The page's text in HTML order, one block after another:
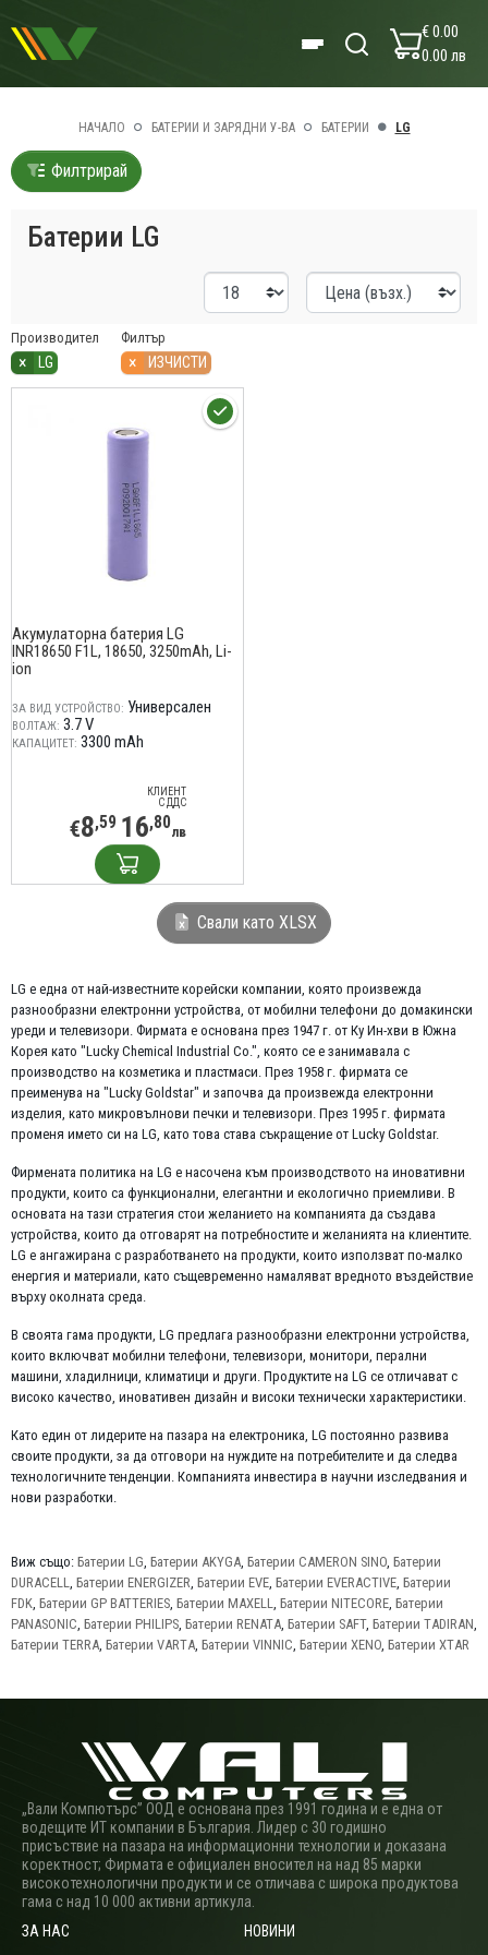
€ 0.00
0.00 лв
НАЧАЛО БАТЕРИИ И ЗАРЯДНИ У-ВА БАТЕРИИ LG
Филтрирай
Батерии LG
Производител
× LG
Филтър
× ИЗЧИСТИ
Акумулаторна батерия LG
INR18650 F1L, 18650, 3250mAh, Li-
ion
ЗА ВИД УСТРОЙСТВО: Универсален
ВОЛТАЖ: 3.7 V
КАПАЦИТЕТ: 3300 mAh
КЛИЕНТ
С ДДС
€8,59 16,80лв
Свали като XLSX
LG е една от най-известните корейски компании, която произвежда
разнообразни електронни устройства, от мобилни телефони до домакински
уреди и телевизори. Фирмата е основана през 1947 г. от Ку Ин-хви в Южна
Корея като "Lucky Chemical Industrial Co.", която се е занимавала с
производство на козметика и пластмаси. През 1958 г. фирмата се
преименува на "Lucky Goldstar" и започва да произвежда електронни
изделия, като микровълнови печки и телевизори. През 1995 г. фирмата
променя името си на LG, като това става съкращение от Lucky Goldstar.
Фирмената политика на LG е насочена към производството на иновативни
продукти, които са функционални, елегантни и екологично приемливи. В
основата на тази стратегия стои желанието на компанията да създава
устройства, които да отговарят на потребностите и желанията на клиентите.
LG е ангажирана с разработването на продукти, които използват по-малко
енергия и материали, като същевременно намаляват вредното въздействие
върху околната среда.
В своята гама продукти, LG предлага разнообразни електронни устройства,
които включват мобилни телефони, телевизори, монитори, перални
машини, хладилници, климатици и други. Продуктите на LG се отличават с
високо качество, иновативен дизайн и високи технически характеристики.
Като един от лидерите на пазара на електроника, LG постоянно развива
своите продукти, за да отговори на нуждите на потребителите и да следва
технологичните тенденции. Компанията инвестира в научни изследвания и
нови разработки.
Виж също: Батерии LG, Батерии AKYGA, Батерии CAMERON SINO, Батерии
DURACELL, Батерии ENERGIZER, Батерии EVE, Батерии EVERACTIVE, Батерии
FDK, Батерии GP BATTERIES, Батерии MAXELL, Батерии NITECORE, Батерии
PANASONIC, Батерии PHILIPS, Батерии RENATA, Батерии SAFT, Батерии TADIRAN,
Батерии TERRA, Батерии VARTA, Батерии VINNIC, Батерии XENO, Батерии XTAR
„Вали Компютърс” ООД е основана през 1991 година и е една от
водещите ИТ компании в България. Лидер с 30 годишно
присъствие на пазара на информационни технологии и доказана
коректност; Фирмата е официален вносител на над 85 марки
високотехнологични продукти и се отличава с широка продуктова
гама с над 10 000 активни артикула.
ЗА НАС
НОВИНИ